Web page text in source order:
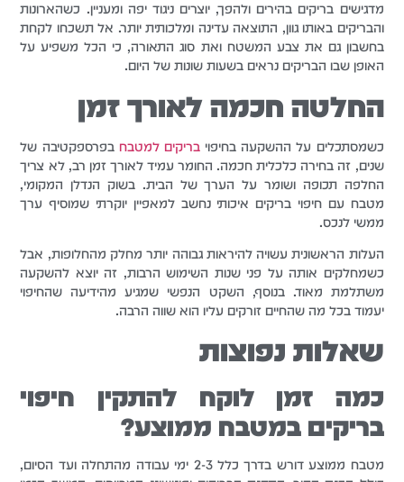
מדגישים בריקים בהירים ולהפך, יוצרים ניגוד יפה ומעניין. כשהארונות
והבריקים באותו גוון, התוצאה עדינה ומלכותית יותר. אל תשכחו לקחת
בחשבון גם את צבע המשטח ואת סוג התאורה, כי הכל משפיע על
האופן שבו הבריקים נראים בשעות שונות של היום.
החלטה חכמה לאורך זמן
כשמסתכלים על ההשקעה בחיפויבריקים למטבח בפרספקטיבה של
שנים, זה בחירה כלכלית חכמה. החומר עמיד לאורך זמן רב, לא צריך
החלפה תכופה ושומר על הערך של הבית. בשוק הנדלן המקומי,
מטבח עם חיפוי בריקים איכותי נחשב למאפיין יוקרתי שמוסיף ערך
ממשי לנכס.
העלות הראשונית עשויה להיראות גבוהה יותר מחלק מהחלופות, אבל
כשמחלקים אותה על פני שנות השימוש הרבות, זה יוצא להשקעה
משתלמת מאוד. בנוסף, השקט הנפשי שמגיע מהידיעה שהחיפוי
יעמוד בכל מה שהחיים זורקים עליו הוא שווה הרבה.
שאלות נפוצות
כמה זמן לוקח להתקין חיפוי
בריקים במטבח ממוצע?
מטבח ממוצע דורש בדרך כלל 2-3 ימי עבודה מהתחלה ועד הסיום,